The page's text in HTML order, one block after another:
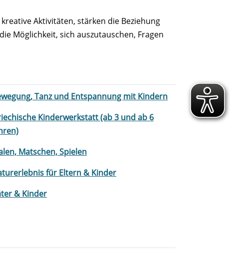
Aktivitäten, stärken die Beziehung
Möglichkeit, sich auszutauschen, Fragen
Tanz und Entspannung mit Kindern
Kinderwerkstatt (ab 3 und ab 6
Matschen, Spielen
für Eltern & Kinder
& Kinder